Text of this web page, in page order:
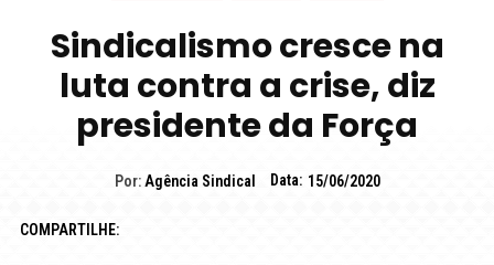
Sindicalismo cresce na
luta contra a crise, diz
presidente da Força
Por: Agência Sindical Data: 15/06/2020
COMPARTILHE: